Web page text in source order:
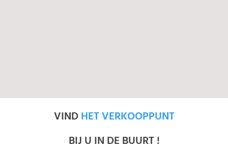
VINDHET VERKOOPPUNT
BIJ U IN DE BUURT !